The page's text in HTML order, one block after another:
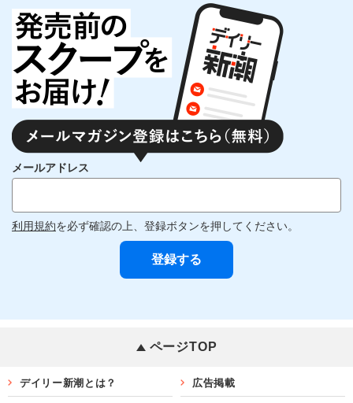
メールアドレス
利用規約を必ず確認の上、登録ボタンを押してください。
ページTOP
デイリー新潮とは？ 広告掲載